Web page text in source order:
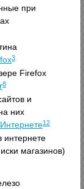
при
3
Firefox
8
и
них
12
интернете
магазинов)